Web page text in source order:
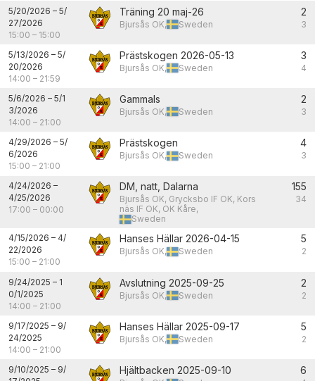
5/20/2026 – 5/
27/2026
15:00 – 15:00
Träning 20 maj-26
Bjursås OK, Sweden
2
3
5/13/2026 – 5/
20/2026
14:00 – 21:59
Prästskogen 2026-05-13
Bjursås OK, Sweden
3
4
5/6/2026 – 5/1
3/2026
14:00 – 21:00
Gammals
Bjursås OK, Sweden
2
3
4/29/2026 – 5/
6/2026
15:00 – 21:00
Prästskogen
Bjursås OK, Sweden
4
3
4/24/2026 –
4/25/2026
17:00 – 00:00
DM, natt, Dalarna
Bjursås OK, Grycksbo IF OK, Kors
näs IF OK, OK Kåre,
Sweden
155
34
4/15/2026 – 4/
22/2026
15:00 – 21:00
Hanses Hällar 2026-04-15
Bjursås OK, Sweden
5
2
9/24/2025 – 1
0/1/2025
14:00 – 21:00
Avslutning 2025-09-25
Bjursås OK, Sweden
2
2
9/17/2025 – 9/
24/2025
14:00 – 21:00
Hanses Hällar 2025-09-17
Bjursås OK, Sweden
5
2
9/10/2025 – 9/
Hjältbacken 2025-09-10 6